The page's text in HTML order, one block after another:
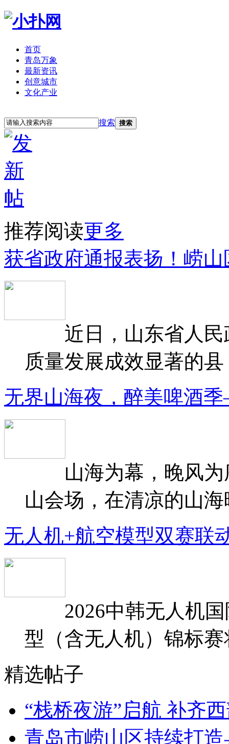
首页
青岛万象
最新资讯
创意城市
文化产业
搜索 搜索
推荐阅读更多
获省政府通报表扬！崂
近日，山东省人民
质量发展成效显著的
无界山海夜，醉美啤酒
山海为幕，晚风为
山会场，在清凉的山
无人机+航空模型双赛联
2026中韩无人机国
型（含无人机）锦标
精选帖子
“栈桥夜游”启航 补齐
青岛市崂山区持续打